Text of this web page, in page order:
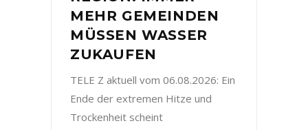
MEHR GEMEINDEN
MÜSSEN WASSER
ZUKAUFEN
TELE Z aktuell vom 06.08.2026: Ein
Ende der extremen Hitze und
Trockenheit scheint